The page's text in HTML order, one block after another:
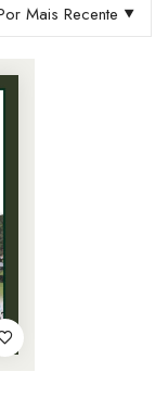
Mais Recente